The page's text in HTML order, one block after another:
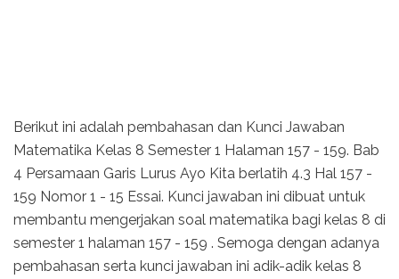
Berikut ini adalah pembahasan dan Kunci Jawaban
Matematika Kelas 8 Semester 1 Halaman 157 - 159. Bab
4 Persamaan Garis Lurus Ayo Kita berlatih 4.3 Hal 157 -
159 Nomor 1 - 15 Essai. Kunci jawaban ini dibuat untuk
membantu mengerjakan soal matematika bagi kelas 8 di
semester 1 halaman 157 - 159 . Semoga dengan adanya
pembahasan serta kunci jawaban ini adik-adik kelas 8